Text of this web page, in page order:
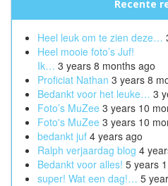
Recente
Heel leuk om te zien deze…
Heel mooie foto’s Juf!
Ik… 3 years 8 months ago
Proficiat Nathan 3 years 8
Bedankt voor het leuke… 3
Foto’s MuZee 3 years 10
Foto's MuZee 3 years 10
bedankt juf 4 years ago
Ralph verjaardag blog 4
Bedankt voor alles! 5 years
super! Wat een dag!… 5